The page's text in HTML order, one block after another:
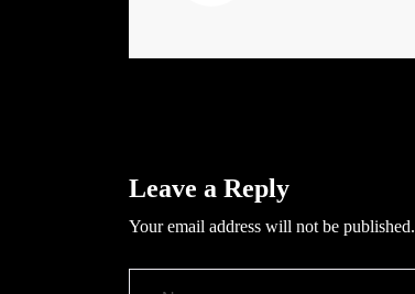
Leave a Reply
Your email address will not be published.